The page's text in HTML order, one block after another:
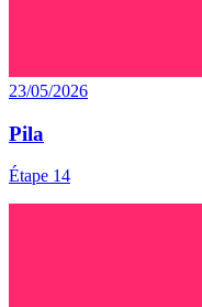
23/05/2026
Pila
Étape 14